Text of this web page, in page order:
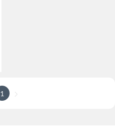
1